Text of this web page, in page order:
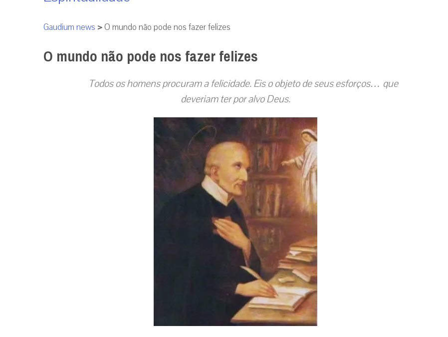
Gaudium news >O mundo não pode nos fazer felizes
O mundo não pode nos fazer felizes
Todos os homens procuram a felicidade. Eis o objeto de seus esforços… que
deveriam ter por alvo Deus.